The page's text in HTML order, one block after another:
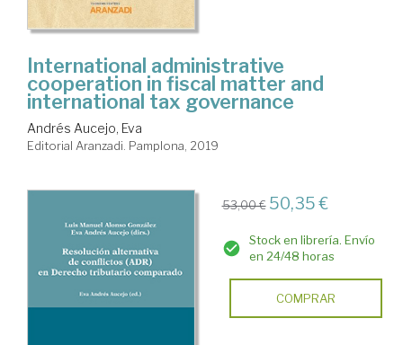
International administrative
cooperation in fiscal matter and
international tax governance
Andrés Aucejo, Eva
Editorial Aranzadi. Pamplona, 2019
53,00 € 50,35 €
Stock en librería. Envío
en 24/48 horas
COMPRAR